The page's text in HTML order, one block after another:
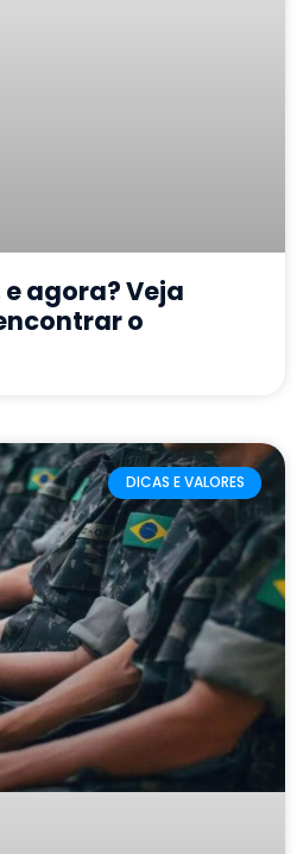
e agora? Veja
o
DICAS E VALORES